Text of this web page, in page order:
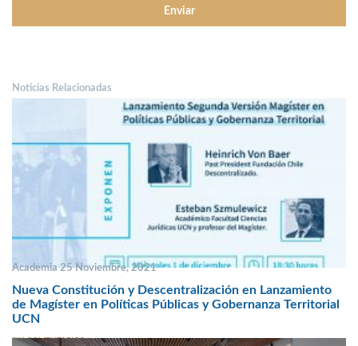
Noticias Relacionadas
Academia 25 Noviembre, 2021
Nueva Constitución y Descentralización en Lanzamiento
de Magíster en Políticas Públicas y Gobernanza Territorial
UCN
SIN COMENTARIOS